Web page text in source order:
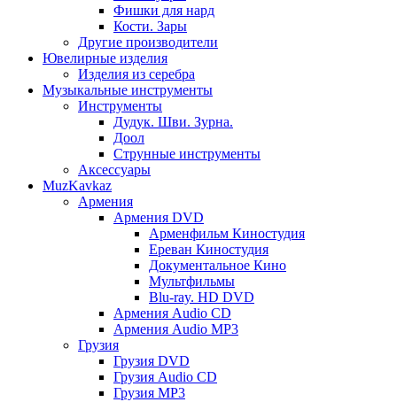
Фишки для нард
Кости. Зары
Другие производители
Ювелирные изделия
Изделия из серебра
Музыкальные инструменты
Инструменты
Дудук. Шви. Зурна.
Доол
Струнные инструменты
Аксессуары
MuzKavkaz
Армения
Армения DVD
Арменфильм Киностудия
Ереван Киностудия
Документальное Кино
Мультфильмы
Blu-ray. HD DVD
Армения Audio CD
Армения Audio MP3
Грузия
Грузия DVD
Грузия Audio CD
Грузия MP3